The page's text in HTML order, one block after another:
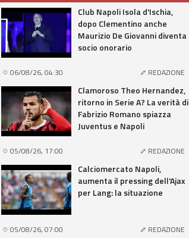
Club Napoli Isola d'Ischia,
dopo Clementino anche
Maurizio De Giovanni diventa
socio onorario
06/08/26, 04:30 REDAZIONE
Clamoroso Theo Hernandez,
ritorno in Serie A? La verità di
Fabrizio Romano spiazza
Juventus e Napoli
05/08/26, 17:00 REDAZIONE
Calciomercato Napoli,
aumenta il pressing dell'Ajax
per Lang: la situazione
05/08/26, 07:00 REDAZIONE